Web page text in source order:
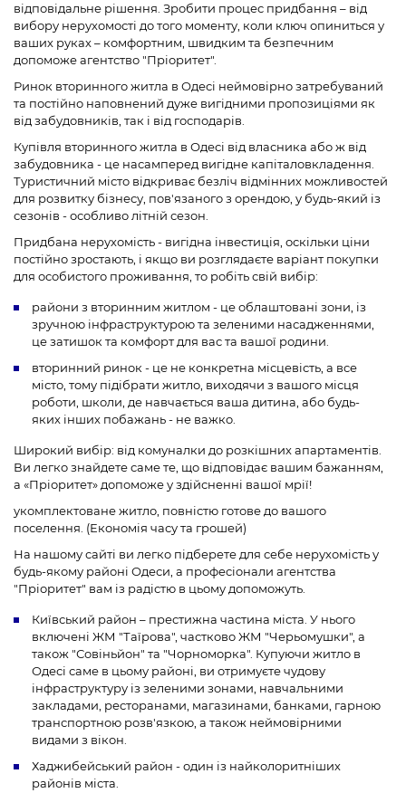
відповідальне рішення. Зробити процес придбання – від
вибору нерухомості до того моменту, коли ключ опиниться у
ваших руках – комфортним, швидким та безпечним
допоможе агентство "Пріоритет".
Ринок вторинного житла в Одесі неймовірно затребуваний
та постійно наповнений дуже вигідними пропозиціями як
від забудовників, так і від господарів.
Купівля вторинного житла в Одесі від власника або ж від
забудовника - це насамперед вигідне капіталовкладення.
Туристичний місто відкриває безліч відмінних можливостей
для розвитку бізнесу, пов'язаного з орендою, у будь-який із
сезонів - особливо літній сезон.
Придбана нерухомість - вигідна інвестиція, оскільки ціни
постійно зростають, і якщо ви розглядаєте варіант покупки
для особистого проживання, то робіть свій вибір:
райони з вторинним житлом - це облаштовані зони, із
зручною інфраструктурою та зеленими насадженнями,
це затишок та комфорт для вас та вашої родини.
вторинний ринок - це не конкретна місцевість, а все
місто, тому підібрати житло, виходячи з вашого місця
роботи, школи, де навчається ваша дитина, або будь-
яких інших побажань - не важко.
Широкий вибір: від комуналки до розкішних апартаментів.
Ви легко знайдете саме те, що відповідає вашим бажанням,
а «Пріоритет» допоможе у здійсненні вашої мрії!
укомплектоване житло, повністю готове до вашого
поселення. (Економія часу та грошей)
На нашому сайті ви легко підберете для себе нерухомість у
будь-якому районі Одеси, а професіонали агентства
"Пріоритет" вам із радістю в цьому допоможуть.
Київський район – престижна частина міста. У нього
включені ЖМ "Таїрова", частково ЖМ "Черьомушки", а
також "Совіньйон" та "Чорноморка". Купуючи житло в
Одесі саме в цьому районі, ви отримуєте чудову
інфраструктуру із зеленими зонами, навчальними
закладами, ресторанами, магазинами, банками, гарною
транспортною розв'язкою, а також неймовірними
видами з вікон.
Хаджибейський район - один із найколоритніших
районів міста.